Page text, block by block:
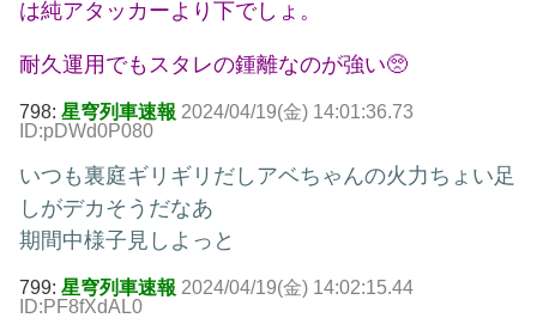
は純アタッカーより下でしょ。
耐久運用でもスタレの鍾離なのが強い🥺
798: 星穹列車速報 2024/04/19(金) 14:01:36.73
ID:pDWd0P080
いつも裏庭ギリギリだしアベちゃんの火力ちょい足
しがデカそうだなあ
期間中様子見しよっと
799: 星穹列車速報 2024/04/19(金) 14:02:15.44
ID:PF8fXdAL0